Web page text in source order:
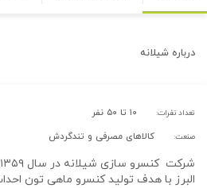
درباره شیلانه
تعداد نفرات: ۱۰ تا ۵۰ نفر
صنعت: کالاهای مصرفی و تندگردش
البرز با هدف تولید کنسرو ماهی تون